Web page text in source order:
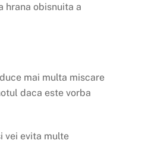
hrana obisnuita a
mai multa miscare
daca este vorba
vei evita multe